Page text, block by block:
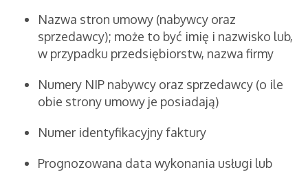
Nazwa stron umowy (nabywcy oraz
sprzedawcy); może to być imię i nazwisko lub,
w przypadku przedsiębiorstw, nazwa firmy
Numery NIP nabywcy oraz sprzedawcy (o ile
obie strony umowy je posiadają)
Numer identyfikacyjny faktury
Prognozowana data wykonania usługi lub